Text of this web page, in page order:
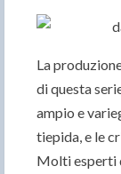
La
di questa
ampio e
tiepida, e le
Molti esperti